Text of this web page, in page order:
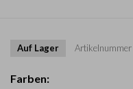
Auf Lager Artikelnummer
Farben: